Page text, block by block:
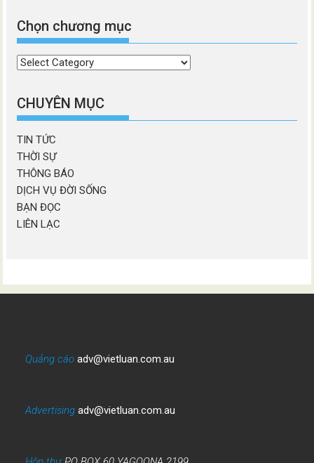
Chọn chương mục
Chọn
mục
CHUYÊN MỤC
TIN TỨC
THỜI SỰ
THÔNG BÁO
DỊCH VỤ ĐỜI SỐNG
BẠN ĐỌC
LIÊN LẠC
Quảng cáo adv@vietluan.com.au
Advertising adv@vietluan.com.au